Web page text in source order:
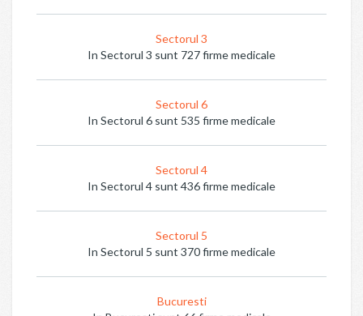
Sectorul 3
In Sectorul 3 sunt 727 firme medicale
Sectorul 6
In Sectorul 6 sunt 535 firme medicale
Sectorul 4
In Sectorul 4 sunt 436 firme medicale
Sectorul 5
In Sectorul 5 sunt 370 firme medicale
Bucuresti